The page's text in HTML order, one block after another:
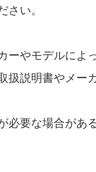
さい。
やモデルによ
説明書やメー
必要な場合が